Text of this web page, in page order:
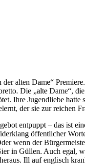
alten Dame“
Die „alte Dame“,
Ihre Jugendliebe
der sie zur reichen
entpuppt – das ist
öffentlicher
wenn der
in Güllen. Auch
Ill auf englisch